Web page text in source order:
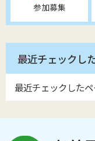
参加募集
最近チェックし
最近チェックしたペ